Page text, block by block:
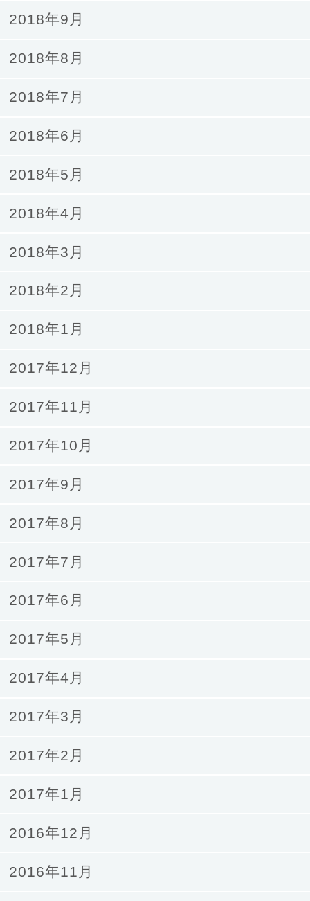
2018年9月
2018年8月
2018年7月
2018年6月
2018年5月
2018年4月
2018年3月
2018年2月
2018年1月
2017年12月
2017年11月
2017年10月
2017年9月
2017年8月
2017年7月
2017年6月
2017年5月
2017年4月
2017年3月
2017年2月
2017年1月
2016年12月
2016年11月